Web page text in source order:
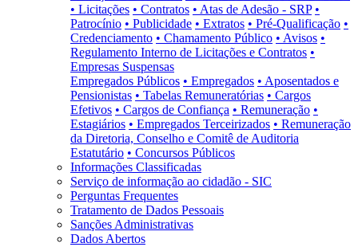
• Licitações • Contratos • Atas de Adesão - SRP •
Patrocínio • Publicidade • Extratos • Pré-Qualificação •
Credenciamento • Chamamento Público • Avisos •
Regulamento Interno de Licitações e Contratos •
Empresas Suspensas
Empregados Públicos • Empregados • Aposentados e
Pensionistas • Tabelas Remuneratórias • Cargos
Efetivos • Cargos de Confiança • Remuneração •
Estagiários • Empregados Terceirizados • Remuneração
da Diretoria, Conselho e Comitê de Auditoria
Estatutário • Concursos Públicos
Informações Classificadas
Serviço de informação ao cidadão - SIC
Perguntas Frequentes
Tratamento de Dados Pessoais
Sanções Administrativas
Dados Abertos